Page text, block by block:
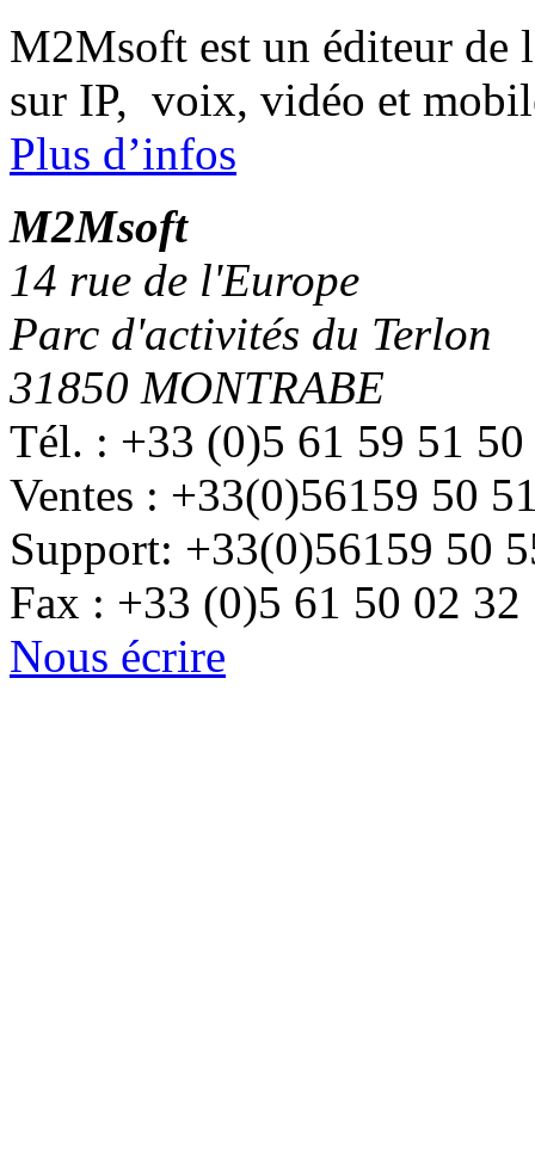
M2Msoft est un éditeur de
sur IP, voix, vidéo et
Plus d’infos
M2Msoft
14 rue de l'Europe
Parc d'activités du Terlon
31850 MONTRABE
Tél. : +33 (0)5 61 59 51 50
Ventes : +33(0)56159 50
Support: +33(0)56159 50
Fax : +33 (0)5 61 50 02 32
Nous écrire